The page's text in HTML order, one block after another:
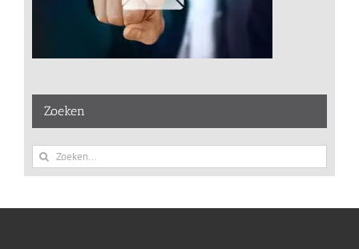
Zoeken
Zoeken
naar: